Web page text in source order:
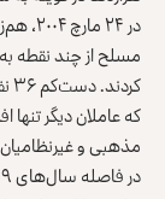
در ۲۴ مارچ ۲۰۰۴، هم‌زمان با مراسم عاشورا در نزدیکی
مسلح از چند نقطه به
که عاملان دیگر
مذهبی و